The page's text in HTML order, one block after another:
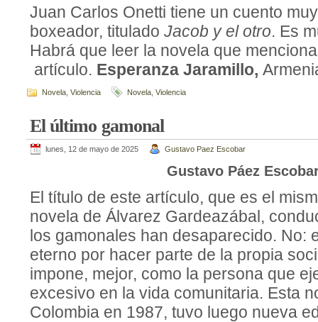
Juan Carlos Onetti tiene un cuento
boxeador, titulado Jacob y el otro. Es
Habrá que leer la novela que
artículo. Esperanza Jaramillo,
Novela Violencia Novela Violencia
El último gamonal
lunes, 12 de mayo de 2025 Gustavo Paez Escobar
Gustavo Páez
El título de este artículo, que es el
novela de Álvarez Gardeazábal,
los gamonales han desaparecido. No:
eterno por hacer parte de la propia
impone, mejor, como la persona que
excesivo en la vida comunitaria. Esta
Colombia en 1987, tuvo luego nueva